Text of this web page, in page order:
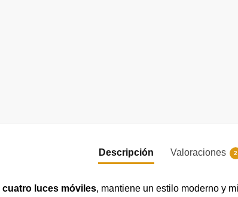
Descripción Valoraciones 2
cuatro luces móviles, mantiene un estilo moderno y